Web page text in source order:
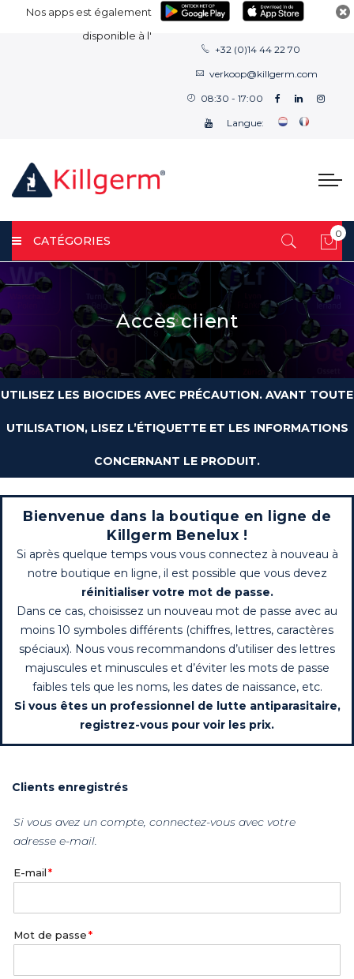
Nos apps est également
disponible à l'
+32 (0)14 44 22 70
verkoop@killgerm.com
08:30 - 17:00
Langue:
CATÉGORIES
0
Accès client
UTILISEZ LES BIOCIDES AVEC PRÉCAUTION. AVANT TOUTE
UTILISATION, LISEZ L’ÉTIQUETTE ET LES INFORMATIONS
CONCERNANT LE PRODUIT.
Bienvenue dans la boutique en ligne de
Killgerm Benelux !
Si après quelque temps vous vous connectez à nouveau à
notre boutique en ligne, il est possible que vous devez
réinitialiser votre mot de passe.
Dans ce cas, choisissez un nouveau mot de passe avec au
moins 10 symboles différents (chiffres, lettres, caractères
spéciaux). Nous vous recommandons d’utiliser des lettres
majuscules et minuscules et d’éviter les mots de passe
faibles tels que les noms, les dates de naissance, etc.
Si vous êtes un professionnel de lutte antiparasitaire,
registrez-vous pour voir les prix.
Clients enregistrés
Si vous avez un compte, connectez-vous avec votre
adresse e-mail.
E-mail
Mot de passe